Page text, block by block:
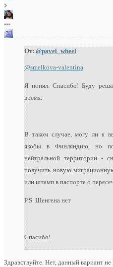
От: @pavel_wheel
@smelkova-valentina
Я понял. Спасибо! Буду
время.
В таком случае, могу ли я
якобы в Финляндию, но
нейтральной территории -
получить новую
или штамп в паспорте о
P.S. Шенгена нет
Спасибо!
Здравствуйте. Нет, данный вариант